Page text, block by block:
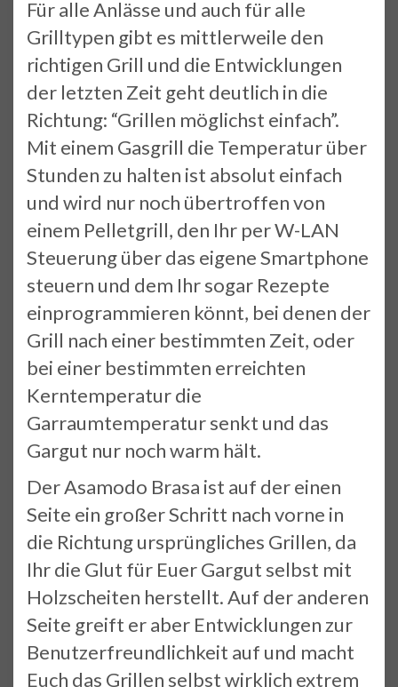
Für alle Anlässe und auch für alle
Grilltypen gibt es mittlerweile den
richtigen Grill und die Entwicklungen
der letzten Zeit geht deutlich in die
Richtung: “Grillen möglichst einfach”.
Mit einem Gasgrill die Temperatur über
Stunden zu halten ist absolut einfach
und wird nur noch übertroffen von
einem Pelletgrill, den Ihr per W-LAN
Steuerung über das eigene Smartphone
steuern und dem Ihr sogar Rezepte
einprogrammieren könnt, bei denen der
Grill nach einer bestimmten Zeit, oder
bei einer bestimmten erreichten
Kerntemperatur die
Garraumtemperatur senkt und das
Gargut nur noch warm hält.
Der Asamodo Brasa ist auf der einen
Seite ein großer Schritt nach vorne in
die Richtung ursprüngliches Grillen, da
Ihr die Glut für Euer Gargut selbst mit
Holzscheiten herstellt. Auf der anderen
Seite greift er aber Entwicklungen zur
Benutzerfreundlichkeit auf und macht
Euch das Grillen selbst wirklich extrem